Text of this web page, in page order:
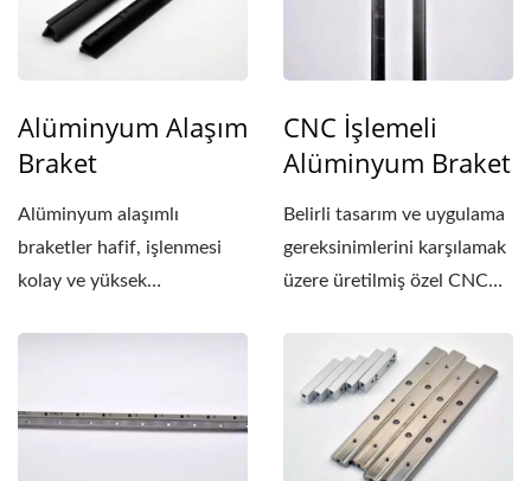
Alüminyum Alaşım
Braket
Alüminyum alaşımlı
braketler hafif, işlenmesi
kolay ve yüksek
CNC İşlemeli
Alüminyum Braket
Belirli tasarım ve uygulama
gereksinimlerini karşılamak
üzere üretilmiş özel CNC